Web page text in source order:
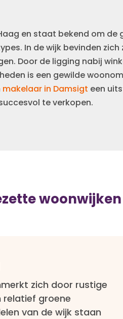
en staat bekend om de
In de wijk bevinden zich
Door de ligging nabij
is een gewilde
makelaar in Damsigt een
te verkopen.
zich door rustige
groene
van de wijk staan